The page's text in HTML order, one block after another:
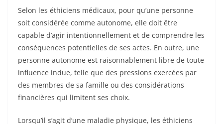
Selon les éthiciens médicaux, pour qu’une personne
soit considérée comme autonome, elle doit être
capable d’agir intentionnellement et de comprendre les
conséquences potentielles de ses actes. En outre, une
personne autonome est raisonnablement libre de toute
influence indue, telle que des pressions exercées par
des membres de sa famille ou des considérations
financières qui limitent ses choix.
Lorsqu’il s’agit d’une maladie physique, les éthiciens